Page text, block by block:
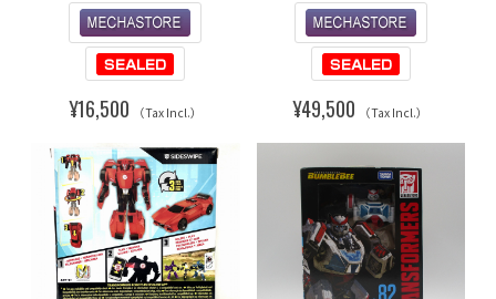
¥16,500 （Tax Incl.） ¥49,500 （Tax Incl.）